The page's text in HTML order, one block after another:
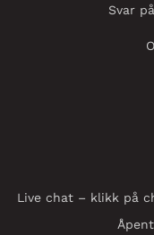
Svar
Live chat – klikk på